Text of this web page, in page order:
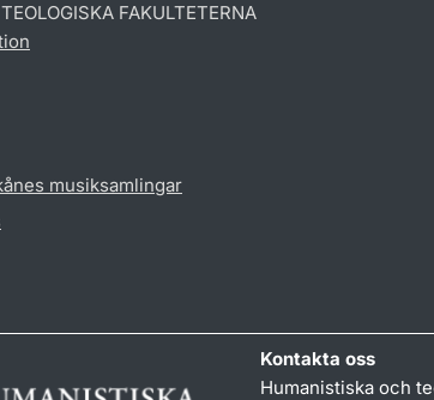
FAKULTETERNA
musiksamlingar
Kontakta oss
Humanistiska och